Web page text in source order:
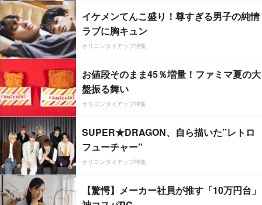
イケメンてんこ盛り！尊すぎる男子の純情
ラブに胸キュン
オリコンタイアップ特集
お値段そのまま45％増量！ファミマ夏の大
盤振る舞い
オリコンタイアップ特集
SUPER★DRAGON、自ら描いた”レトロ
フューチャー”
オリコンタイアップ特集
【驚愕】メーカー社員が推す「10万円台」